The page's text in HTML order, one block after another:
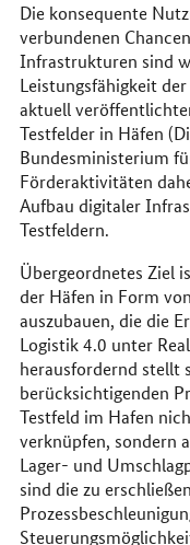
Die konsequente
verbundenen
Infrastrukturen sind
Leistungsfähigkeit
aktuell
Testfelder in Häfen
Bundesministerium
Förderaktivitäten
Aufbau digitaler
Testfeldern.
Übergeordnetes Ziel
der Häfen in Form
auszubauen, die die
Logistik 4.0 unter
herausfordernd stellt
berücksichtigenden
Testfeld im Hafen
verknüpfen, sondern
Lager- und
sind die zu